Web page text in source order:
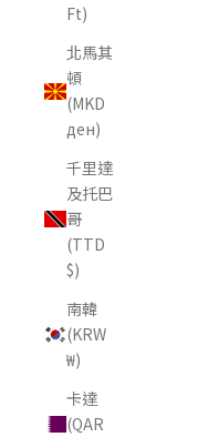
Ft)
北馬其
頓
(MKD
ден)
千里達
及托巴
哥
(TTD
$)
南韓
(KRW
₩)
卡達
(QAR